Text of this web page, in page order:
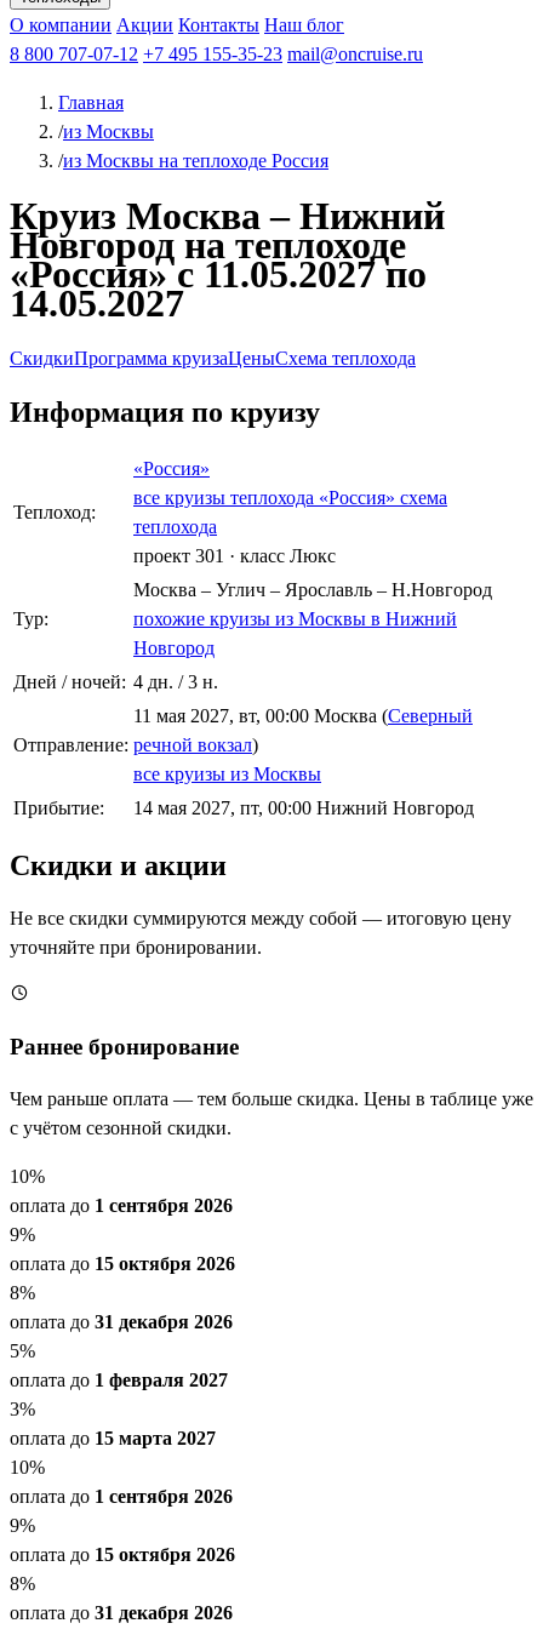
Чебоксарыиз Волгоградаиз Саратова Все города
КазаньВ Нижний НовгородВ ПермьВ Ростов-на-Дону
РыбинскНа СоловкиНа ВалаамПо ОкеПо Енисею
Афанасий Никитин Октябрьская революция
ФединАлександр СвешниковИван
МироновА.С.Попов
О компании Акции Контакты Наш блог
8 800 707-07-12 +7 495 155-35-23 mail@oncruise.ru
Главная
/из Москвы
/из Москвы на теплоходе Россия
Круиз Москва – Нижний
Новгород на теплоходе
«Россия» с 11.05.2027 по
14.05.2027
СкидкиПрограмма круизаЦеныСхема теплохода
Информация по круизу
Теплоход:
«Россия»
все круизы теплохода «Россия» схема
теплохода
проект 301 · класс Люкс
Тур:
Москва – Углич – Ярославль – Н.Новгород
похожие круизы из Москвы в Нижний
Новгород
Дней / ночей: 4 дн. / 3 н.
Отправление:
11 мая 2027, вт, 00:00 Москва (Северный
речной вокзал)
все круизы из Москвы
Прибытие:
14 мая 2027, пт, 00:00 Нижний Новгород
Скидки и акции
Не все скидки суммируются между собой — итоговую цену
уточняйте при бронировании.
Раннее бронирование
Чем раньше оплата — тем больше скидка. Цены в таблице уже
с учётом сезонной скидки.
10%
оплата до 1 сентября 2026
9%
оплата до 15 октября 2026
8%
оплата до 31 декабря 2026
5%
оплата до 1 февраля 2027
3%
оплата до 15 марта 2027
10%
оплата до 1 сентября 2026
9%
оплата до 15 октября 2026
8%
оплата до 31 декабря 2026